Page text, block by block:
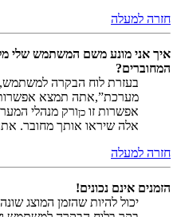
חזרה למעלה
איך אני מונע משם המשתמש שלי
המחוברים?
בעזרת לוח הבקרה
מערכת”,אתה תמצא
אפשרות זו כןורק מנהלי
אלה שיראו אותך מחובר.
חזרה למעלה
הזמנים אינם נכונים!
יכול להיות שהזמן המוצג